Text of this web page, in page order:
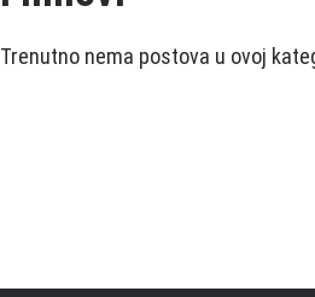
Trenutno nema postova u ovoj